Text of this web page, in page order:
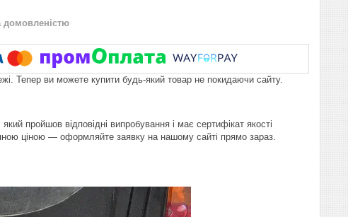
домовленістю
Тепер ви можете купити будь-який товар не покидаючи сайту.
пройшов відповідні випробування і має сертифікат якості
ціною — оформляйте заявку на нашому сайті прямо зараз.